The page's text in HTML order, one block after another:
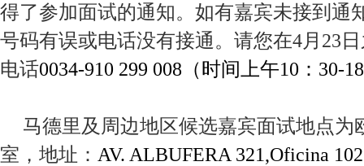
得了参加面试的通知。如有嘉宾未接到通
号码有误或电话没有接通。请您在4月 23
电话0034-910 299 008 （时间上午10 ： 30-18
马德里及周边地区候选嘉宾面试地点为
室，地址 ： AV. ALBUFERA 321,Oficina